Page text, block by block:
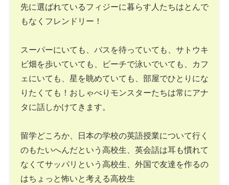
先に選ばれているフィジーに暮らす人たちはとんで
もなくフレンドリー！
スーパーにいても、バスを待っていても、サトウキ
ビ畑を歩いていても、ビーチで泳いでいても、カフ
ェにいても、星を眺めていても、部屋でひとりにな
りたくても！おしゃべりモンスターたちは常にアナ
タに話しかけてきます。
留学どころか、日本の学校の英語授業について行く
のもたいへんだという高校生、英会話は耳も慣れて
なくてサッパリという高校生、外国で友達を作るの
はちょっと怖いと考える高校生